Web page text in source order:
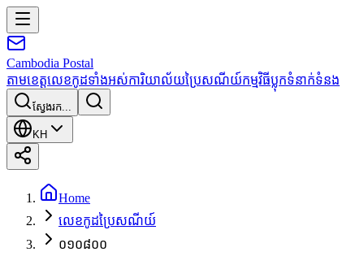
Cambodia Postal
តាមខេត្តលេខកូដទាំងអស់ការិយាល័យប្រៃសណីយ៍កម្មវិធីប្លុកទំនាក់ទំនង
ស្វែងរក...
KH
Home
លេខកូដប្រៃសណីយ៍
០១០៨០០